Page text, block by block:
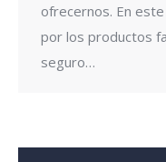
ofrecernos. En
por los productos
seguro…